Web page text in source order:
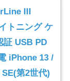
III
トニング ケ
証 USB PD
iPhone 13 /
第2世代)